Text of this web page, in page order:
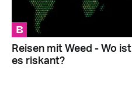
B
Reisen mit Weed - Wo ist
es riskant?